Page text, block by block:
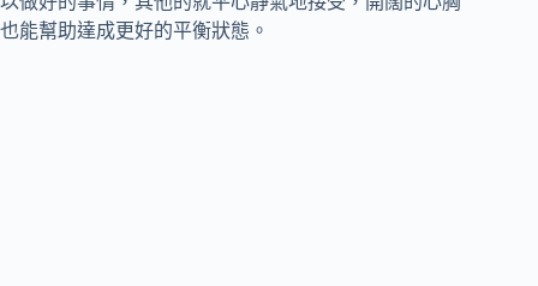
也能幫助達成更好的平衡狀態。